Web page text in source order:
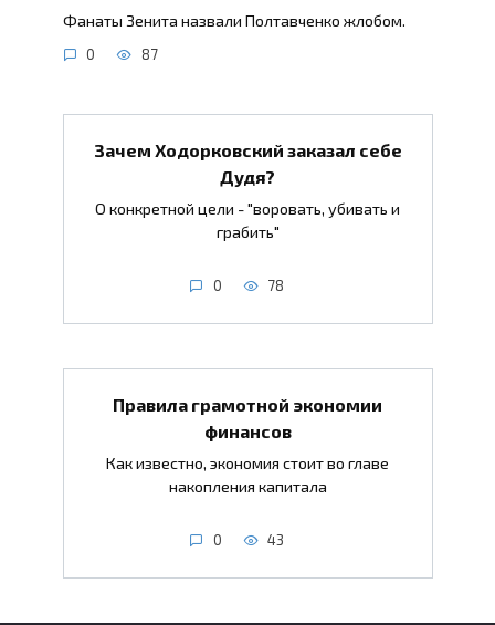
Фанаты Зенита назвали Полтавченко жлобом.
0 87
Зачем Ходорковский заказал себе
Дудя?
О конкретной цели - "воровать, убивать и
грабить"
0 78
Правила грамотной экономии
финансов
Как известно, экономия стоит во главе
накопления капитала
0 43